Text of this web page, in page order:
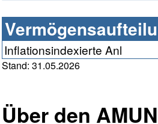
Inflationsindexierte Anl
Stand: 31.05.2026
Über den